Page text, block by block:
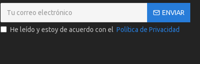
ENVIAR
He leído y estoy de acuerdo con el Política de Privacidad